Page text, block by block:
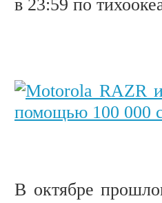
в 23:59 по
В октябре